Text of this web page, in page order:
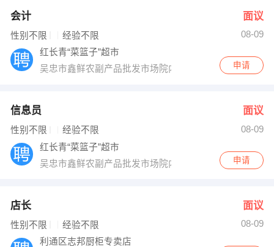
会计 面议
性别不限 经验不限
08-09
红长青“菜篮子”超市
吴忠市鑫鲜农副产品批发市场院内
申请
信息员 面议
性别不限 经验不限
08-09
红长青“菜篮子”超市
吴忠市鑫鲜农副产品批发市场院内
申请
店长 面议
性别不限 经验不限
08-09
利通区志邦厨柜专卖店